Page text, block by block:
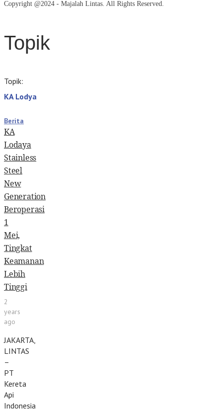
Copyright @2024 - Majalah Lintas. All Rights Reserved.
Topik
Topik:
KA Lodya
Berita
KA
Lodaya
Stainless
Steel
New
Generation
Beroperasi
1
Mei,
Tingkat
Keamanan
Lebih
Tinggi
2
years
ago
JAKARTA,
LINTAS
–
PT
Kereta
Api
Indonesia